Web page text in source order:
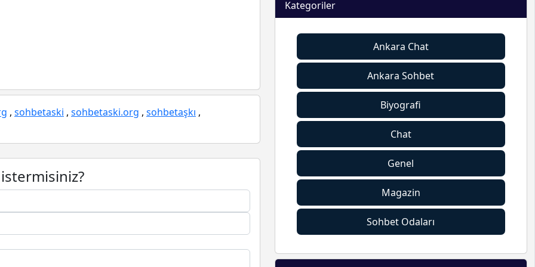
, sohbetaski , sohbetaski.org , sohbetaşkı ,
Kategoriler
Ankara Chat
Ankara Sohbet
Biyografi
Chat
Genel
Magazin
Sohbet Odaları